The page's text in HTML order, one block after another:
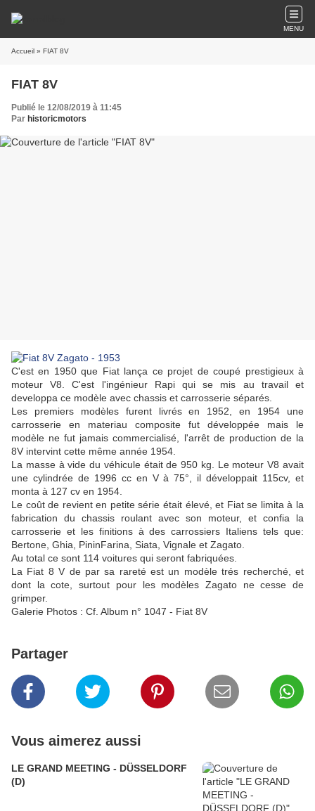
MENU
Accueil » FIAT 8V
FIAT 8V
Publié le 12/08/2019 à 11:45
Par historicmotors
C'est en 1950 que Fiat lança ce projet de coupé prestigieux à
moteur V8. C'est l'ingénieur Rapi qui se mis au travail et
developpa ce modèle avec chassis et carrosserie séparés.
Les premiers modèles furent livrés en 1952, en 1954 une
carrosserie en materiau composite fut développée mais le
modèle ne fut jamais commercialisé, l'arrêt de production de la
8V intervint cette même année 1954.
La masse à vide du véhicule était de 950 kg. Le moteur V8 avait
une cylindrée de 1996 cc en V à 75°, il développait 115cv, et
monta à 127 cv en 1954.
Le coût de revient en petite série était élevé, et Fiat se limita à la
fabrication du chassis roulant avec son moteur, et confia la
carrosserie et les finitions à des carrossiers Italiens tels que:
Bertone, Ghia, PininFarina, Siata, Vignale et Zagato.
Au total ce sont 114 voitures qui seront fabriquées.
La Fiat 8 V de par sa rareté est un modèle trés recherché, et
dont la cote, surtout pour les modèles Zagato ne cesse de
grimper.
Galerie Photos : Cf. Album n° 1047 - Fiat 8V
Partager
Vous aimerez aussi
LE GRAND MEETING - DÜSSELDORF
(D)